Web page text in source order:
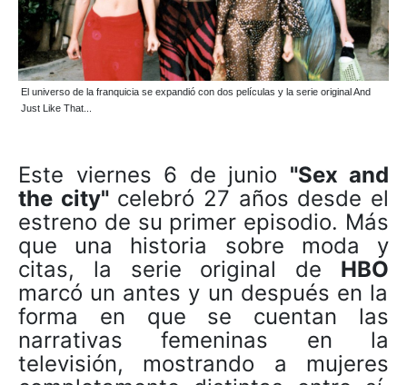
El universo de la franquicia se expandió con dos películas y la serie original And
Just Like That...
Este viernes 6 de junio "Sex and
the city"celebró 27 años desde el
estreno de su primer episodio. Más
que una historia sobre moda y
citas, la serie original de HBO
marcó un antes y un después en la
forma en que se cuentan las
narrativas femeninas en la
televisión, mostrando a mujeres